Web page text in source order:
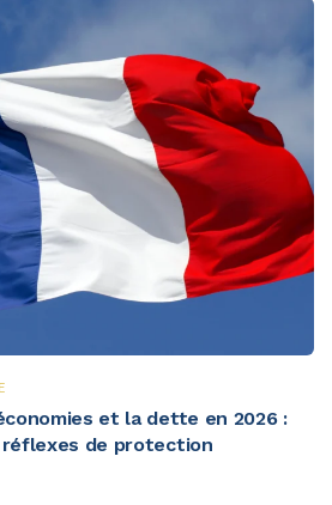
et la dette en 2026 :
de protection